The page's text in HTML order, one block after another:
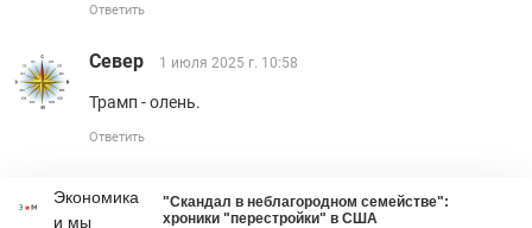
Ответить
Север 1 июля 2025 г. 10:58
Трамп - олень.
Ответить
Экономика
и мы
"Скандал в неблагородном семействе":
хроники "перестройки" в США